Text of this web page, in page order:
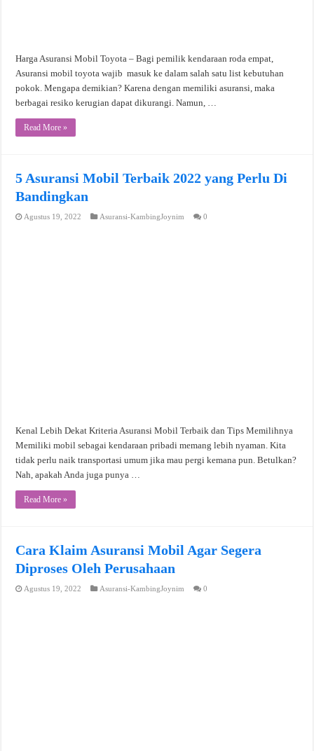
Harga Asuransi Mobil Toyota – Bagi pemilik kendaraan roda empat,
Asuransi mobil toyota wajib masuk ke dalam salah satu list kebutuhan
pokok. Mengapa demikian? Karena dengan memiliki asuransi, maka
berbagai resiko kerugian dapat dikurangi. Namun, …
Read More »
5 Asuransi Mobil Terbaik 2022 yang Perlu Di
Bandingkan
Agustus 19, 2022 Asuransi-KambingJoynim 0
Kenal Lebih Dekat Kriteria Asuransi Mobil Terbaik dan Tips Memilihnya
Memiliki mobil sebagai kendaraan pribadi memang lebih nyaman. Kita
tidak perlu naik transportasi umum jika mau pergi kemana pun. Betulkan?
Nah, apakah Anda juga punya …
Read More »
Cara Klaim Asuransi Mobil Agar Segera
Diproses Oleh Perusahaan
Agustus 19, 2022 Asuransi-KambingJoynim 0